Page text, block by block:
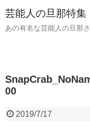
芸能人の旦那特集
あの有名な芸能人の旦那
00
2019/7/17